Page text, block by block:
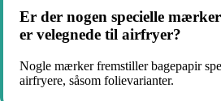
Er der nogen specielle
er velegnede til airfryer?
Nogle mærker fremstiller bagepapir
airfryere, såsom folievarianter.